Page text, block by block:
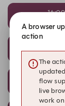
16:00
Triple D, dine,
Triple D, dine,
A browser
action
The
flow
live
work